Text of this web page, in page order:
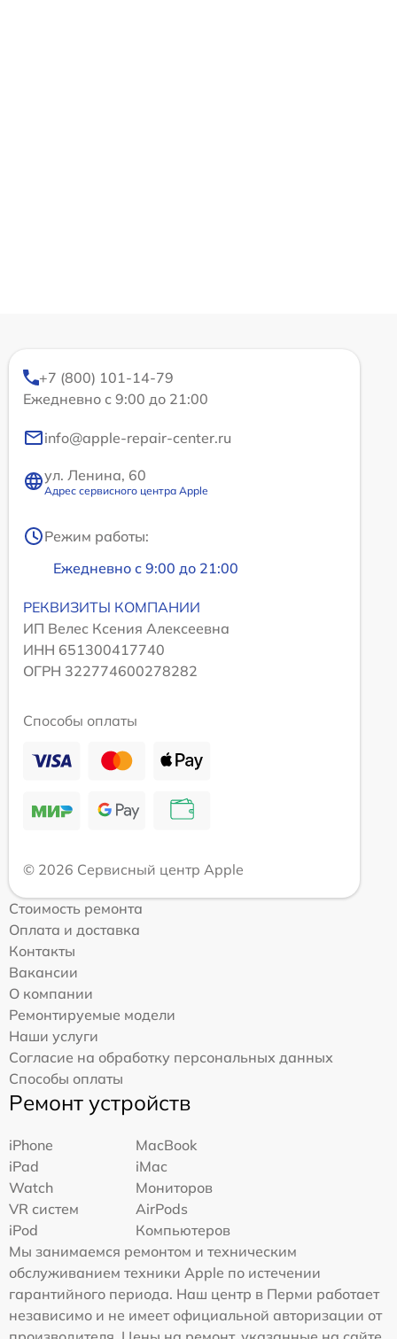
+7 (800) 101-14-79
Ежедневно с 9:00 до 21:00
info@apple-repair-center.ru
ул. Ленина, 60
Адрес сервисного центра Apple
Режим работы:
Ежедневно с 9:00 до 21:00
РЕКВИЗИТЫ КОМПАНИИ
ИП Велес Ксения Алексеевна
ИНН 651300417740
ОГРН 322774600278282
Способы оплаты
© 2026 Сервисный центр Apple
Стоимость ремонта
Оплата и доставка
Контакты
Вакансии
О компании
Ремонтируемые модели
Наши услуги
Согласие на обработку персональных данных
Способы оплаты
Ремонт устройств
iPhone
MacBook
iPad
iMac
Watch
Мониторов
VR систем
AirPods
iPod
Компьютеров
Мы занимаемся ремонтом и техническим
обслуживанием техники Apple по истечении
гарантийного периода. Наш центр в Перми работает
независимо и не имеет официальной авторизации от